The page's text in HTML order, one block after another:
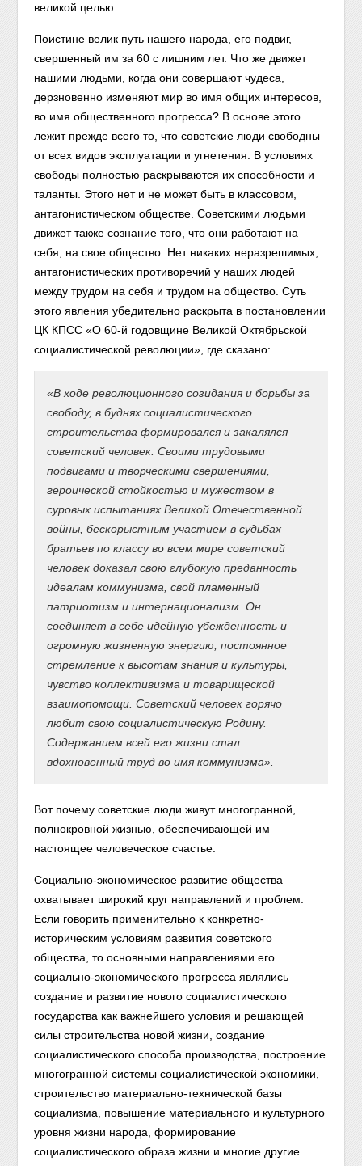
великой целью.
Поистине велик путь нашего народа, его подвиг,
свершенный им за 60 с лишним лет. Что же движет
нашими людьми, когда они совершают чудеса,
дерзновенно изменяют мир во имя общих интересов,
во имя общественного прогресса? В основе этого
лежит прежде всего то, что советские люди свободны
от всех видов эксплуатации и угнетения. В условиях
свободы полностью раскрываются их способности и
таланты. Этого нет и не может быть в классовом,
антагонистическом обществе. Советскими людьми
движет также сознание того, что они работают на
себя, на свое общество. Нет никаких неразрешимых,
антагонистических противоречий у наших людей
между трудом на себя и трудом на общество. Суть
этого явления убедительно раскрыта в постановлении
ЦК КПСС «О 60-й годовщине Великой Октябрьской
социалистической революции», где сказано:
«В ходе революционного созидания и борьбы за
свободу, в буднях социалистического
строительства формировался и закалялся
советский человек. Своими трудовыми
подвигами и творческими свершениями,
героической стойкостью и мужеством в
суровых испытаниях Великой Отечественной
войны, бескорыстным участием в судьбах
братьев по классу во всем мире советский
человек доказал свою глубокую преданность
идеалам коммунизма, свой пламенный
патриотизм и интернационализм. Он
соединяет в себе идейную убежденность и
огромную жизненную энергию, постоянное
стремление к высотам знания и культуры,
чувство коллективизма и товарищеской
взаимопомощи. Советский человек горячо
любит свою социалистическую Родину.
Содержанием всей его жизни стал
вдохновенный труд во имя коммунизма».
Вот почему советские люди живут многогранной,
полнокровной жизнью, обеспечивающей им
настоящее человеческое счастье.
Социально-экономическое развитие общества
охватывает широкий круг направлений и проблем.
Если говорить применительно к конкретно-
историческим условиям развития советского
общества, то основными направлениями его
социально-экономического прогресса являлись
создание и развитие нового социалистического
государства как важнейшего условия и решающей
силы строительства новой жизни, создание
социалистического способа производства, построение
многогранной системы социалистической экономики,
строительство материально-технической базы
социализма, повышение материального и культурного
уровня жизни народа, формирование
социалистического образа жизни и многие другие